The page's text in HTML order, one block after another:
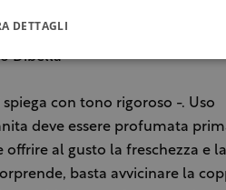
Dibella
con tono rigoroso -. Uso
deve essere profumata
al gusto la freschezza e
basta avvicinare la
DETTAGLI